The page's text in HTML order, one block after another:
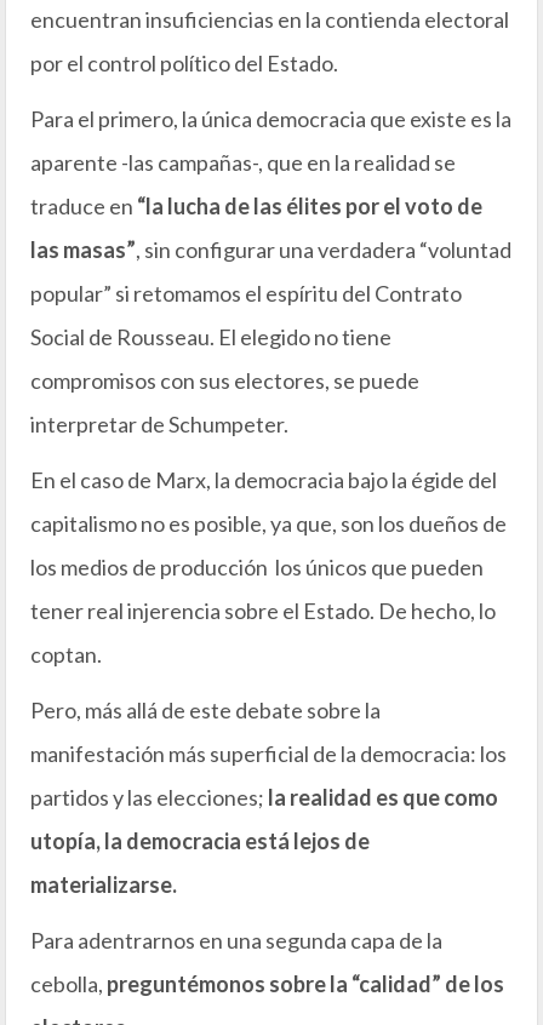
encuentran insuficiencias en la contienda electoral
por el control político del Estado.
Para el primero, la única democracia que existe es la
aparente -las campañas-, que en la realidad se
traduce en “la lucha de las élites por el voto de
las masas”, sin configurar una verdadera “voluntad
popular” si retomamos el espíritu del Contrato
Social de Rousseau. El elegido no tiene
compromisos con sus electores, se puede
interpretar de Schumpeter.
En el caso de Marx, la democracia bajo la égide del
capitalismo no es posible, ya que, son los dueños de
los medios de producción los únicos que pueden
tener real injerencia sobre el Estado. De hecho, lo
coptan.
Pero, más allá de este debate sobre la
manifestación más superficial de la democracia: los
partidos y las elecciones; la realidad es que como
utopía, la democracia está lejos de
materializarse.
Para adentrarnos en una segunda capa de la
cebolla, preguntémonos sobre la “calidad” de los